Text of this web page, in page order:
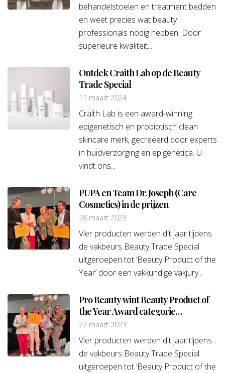
behandelstoelen en treatment bedden
en weet precies wat beauty
professionals nodig hebben. Door
superieure kwaliteit...
Ontdek Craith Lab op de Beauty
Trade Special
11 maart 2024
Craith Lab is een award-winning
epigenetisch en probiotisch clean
skincare merk, gecreëerd door experts
in huidverzorging en epigenetica. U
vindt ons...
PUPA en Team Dr. Joseph (Care
Cosmetics) in de prijzen
28 maart 2023
Vier producten werden dit jaar tijdens
de vakbeurs Beauty Trade Special
uitgeroepen tot ‘Beauty Product of the
Year’ door een vakkundige vakjury...
Pro Beauty wint Beauty Product of
the Year Award categorie
Apparatuur
27 maart 2023
Vier producten werden dit jaar tijdens
de vakbeurs Beauty Trade Special
uitgeroepen tot ‘Beauty Product of the